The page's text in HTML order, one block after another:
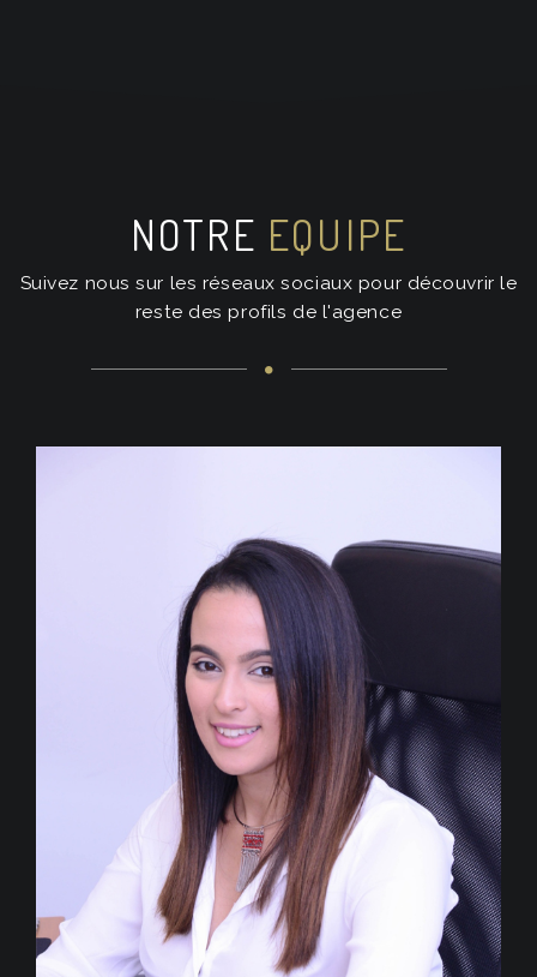
NOTRE EQUIPE
Suivez nous sur les réseaux sociaux pour découvrir le
reste des profils de l'agence